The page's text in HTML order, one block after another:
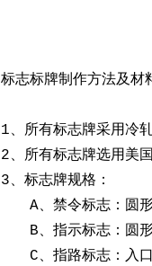
标志标牌制作方法及材
1、所有标志牌采用冷
2、所有标志牌选用美
3、标志牌规格：
A、禁令标志：圆形
B、指示标志：圆形
C、指路标志：入口